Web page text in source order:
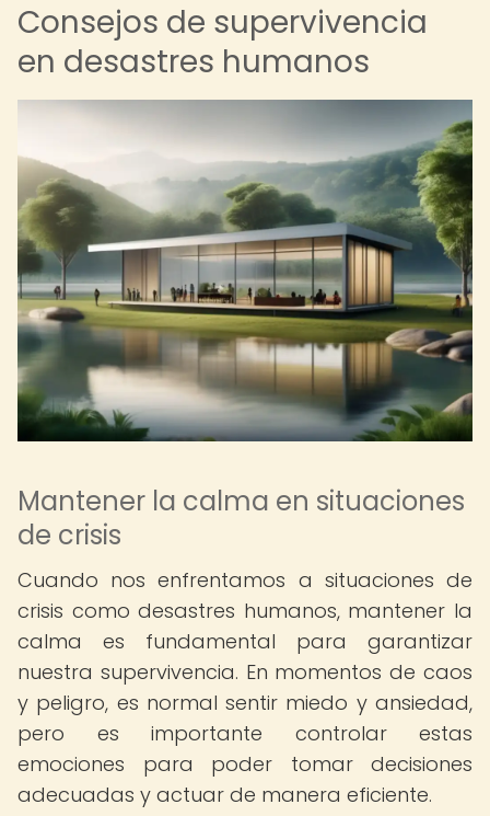
Consejos de supervivencia
en desastres humanos
Mantener la calma en situaciones
de crisis
Cuando nos enfrentamos a situaciones de
crisis como desastres humanos, mantener la
calma es fundamental para garantizar
nuestra supervivencia. En momentos de caos
y peligro, es normal sentir miedo y ansiedad,
pero es importante controlar estas
emociones para poder tomar decisiones
adecuadas y actuar de manera eficiente.